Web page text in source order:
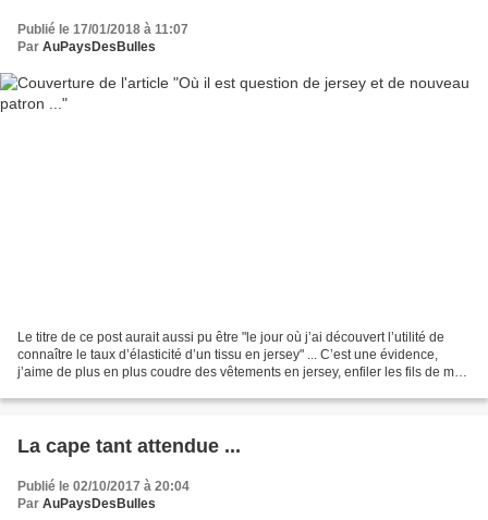
Publié le 17/01/2018 à 11:07
Par AuPaysDesBulles
Le titre de ce post aurait aussi pu être "le jour où j’ai découvert l’utilité de
connaître le taux d’élasticité d’un tissu en jersey" ... C’est une évidence,
j’aime de plus en plus coudre des vêtements en jersey, enfiler les fils de ma
La cape tant attendue ...
Publié le 02/10/2017 à 20:04
Par AuPaysDesBulles